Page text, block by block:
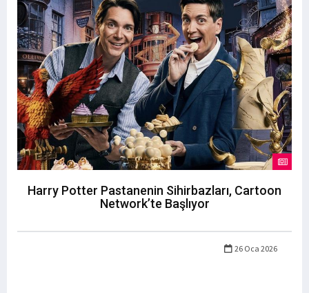
Harry Potter Pastanenin Sihirbazları, Cartoon
Network’te Başlıyor
26 Oca 2026